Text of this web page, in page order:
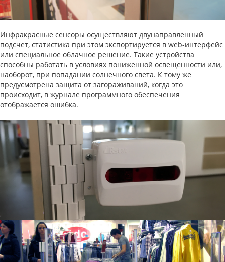
Инфракрасные сенсоры осуществляют двунаправленный
подсчет, статистика при этом экспортируется в web-интерфейс
или специальное облачное решение. Такие устройства
способны работать в условиях пониженной освещенности или,
наоборот, при попадании солнечного света. К тому же
предусмотрена защита от загораживаний, когда это
происходит, в журнале программного обеспечения
отображается ошибка.